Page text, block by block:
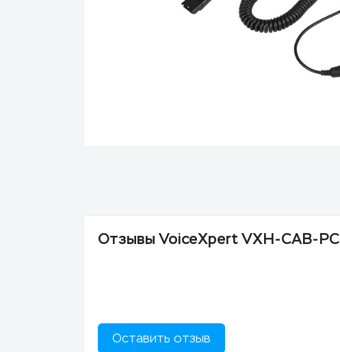
Отзывы VoiceXpert VXH-CAB-PC
Оставить отзыв